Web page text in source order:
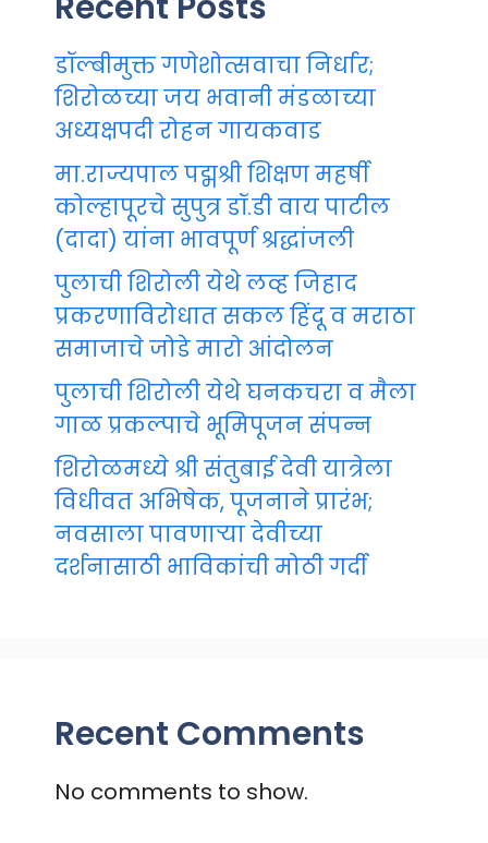
डॉल्बीमुक्त गणेशोत्सवाचा निर्धार;
शिरोळच्या जय भवानी मंडळाच्या
अध्यक्षपदी रोहन गायकवाड
मा.राज्यपाल पद्मश्री शिक्षण महर्षी
कोल्हापूरचे सुपुत्र डॉ.डी वाय पाटील
(दादा) यांना भावपूर्ण श्रद्धांजली
पुलाची शिरोली येथे लव्ह जिहाद
प्रकरणाविरोधात सकल हिंदू व मराठा
समाजाचे जोडे मारो आंदोलन
पुलाची शिरोली येथे घनकचरा व मैला
गाळ प्रकल्पाचे भूमिपूजन संपन्न
शिरोळमध्ये श्री संतुबाई देवी यात्रेला
विधीवत अभिषेक, पूजनाने प्रारंभ;
नवसाला पावणाऱ्या देवीच्या
दर्शनासाठी भाविकांची मोठी गर्दी
Recent Comments
No comments to show.